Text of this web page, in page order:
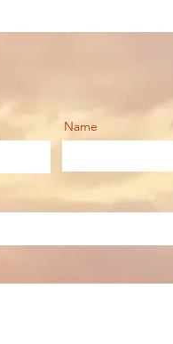
Name